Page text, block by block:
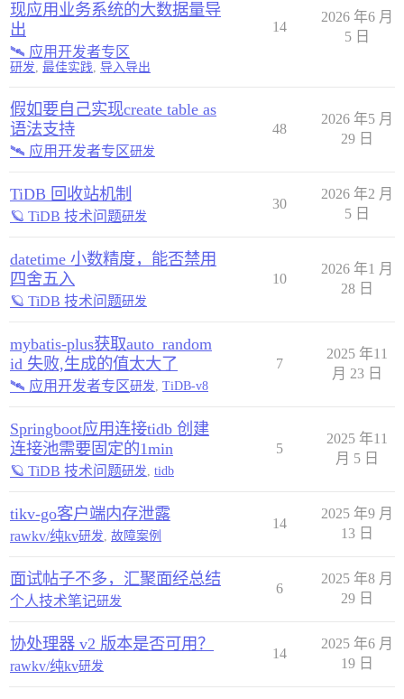
现应用业务系统的大数据量导
出
🛰️ 应用开发者专区
研发, 最佳实践, 导入导出
14
2026 年6 月
5 日
假如要自己实现create table as
语法支持
🛰️ 应用开发者专区研发
48
2026 年5 月
29 日
TiDB 回收站机制
🪐 TiDB 技术问题研发
30
2026 年2 月
5 日
datetime 小数精度，能否禁用
四舍五入
🪐 TiDB 技术问题研发
10
2026 年1 月
28 日
mybatis-plus获取auto_random
id 失败,生成的值太大了
🛰️ 应用开发者专区研发 TiDB-v8
7
2025 年11
月 23 日
Springboot应用连接tidb 创建
连接池需要固定的1min
🪐 TiDB 技术问题研发 tidb
5
2025 年11
月 5 日
tikv-go客户端内存泄露
rawkv/纯kv研发 故障案例
14
2025 年9 月
13 日
面试帖子不多，汇聚面经总结
个人技术笔记研发
6
2025 年8 月
29 日
协处理器 v2 版本是否可用？
rawkv/纯kv研发
14
2025 年6 月
19 日